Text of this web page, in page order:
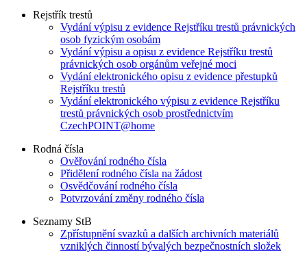
Rejstřík trestů
Vydání výpisu z evidence Rejstříku trestů právnických
osob fyzickým osobám
Vydání výpisu a opisu z evidence Rejstříku trestů
právnických osob orgánům veřejné moci
Vydání elektronického opisu z evidence přestupků
Rejstříku trestů
Vydání elektronického výpisu z evidence Rejstříku
trestů právnických osob prostřednictvím
CzechPOINT@home
Rodná čísla
Ověřování rodného čísla
Přidělení rodného čísla na žádost
Osvědčování rodného čísla
Potvrzování změny rodného čísla
Seznamy StB
Zpřístupnění svazků a dalších archivních materiálů
vzniklých činností bývalých bezpečnostních složek